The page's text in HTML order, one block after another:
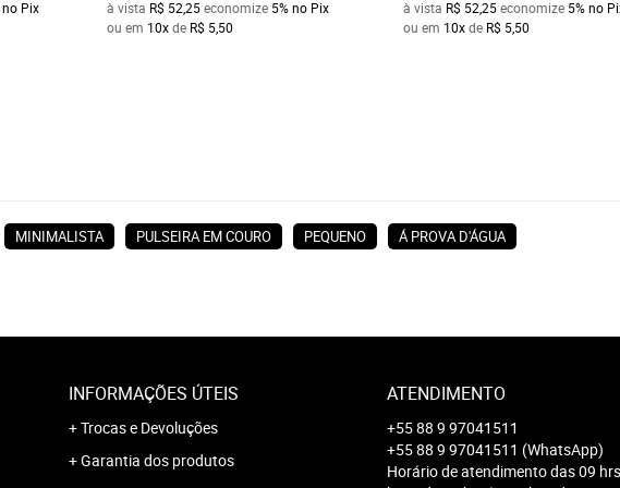
no Pix
à vista R$ 52,25economize 5% no Pix
ou em 10xde R$ 5,50
à vista R$ 52,25economize 5%no
ou em 10xde R$ 5,50
MINIMALISTA PULSEIRA EM COURO PEQUENO Á PROVA D'ÁGUA
INFORMAÇÕES ÚTEIS
Trocas e Devoluções
Garantia dos produtos
ATENDIMENTO
+55 88 9 97041511
+55 88 9 97041511 (WhatsApp)
Horário de atendimento das 09